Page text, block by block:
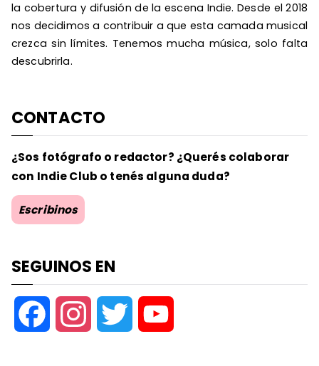
la cobertura y difusión de la escena Indie. Desde el 2018
nos decidimos a contribuir a que esta camada musical
crezca sin límites. Tenemos mucha música, solo falta
descubrirla.
CONTACTO
¿Sos fotógrafo o redactor? ¿Querés colaborar
con Indie Club o tenés alguna duda?
Escribinos
SEGUINOS EN